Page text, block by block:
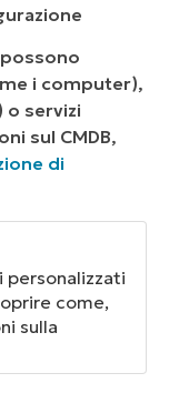
i computer),
o servizi
sul CMDB,
di
personalizzati
come,
sulla